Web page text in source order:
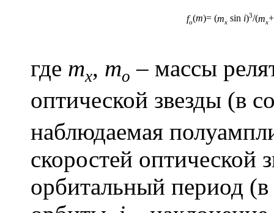
fo(m)= (mx sin i)3/(mx+
где mx, mo – массы
оптической звезды (в
наблюдаемая
скоростей оптической
орбитальный период